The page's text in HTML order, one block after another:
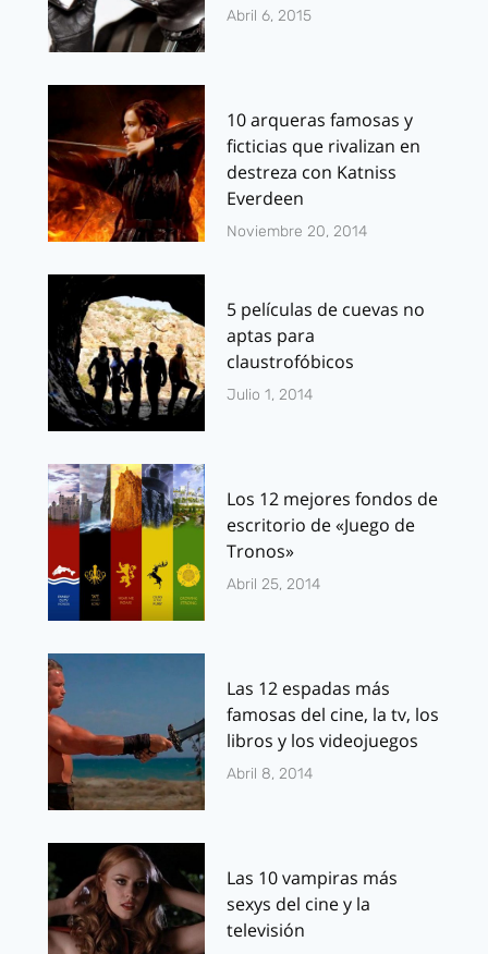
Abril 6, 2015
10 arqueras famosas y
ficticias que rivalizan en
destreza con Katniss
Everdeen
Noviembre 20, 2014
5 películas de cuevas no
aptas para
claustrofóbicos
Julio 1, 2014
Los 12 mejores fondos de
escritorio de «Juego de
Tronos»
Abril 25, 2014
Las 12 espadas más
famosas del cine, la tv, los
libros y los videojuegos
Abril 8, 2014
Las 10 vampiras más
sexys del cine y la
televisión